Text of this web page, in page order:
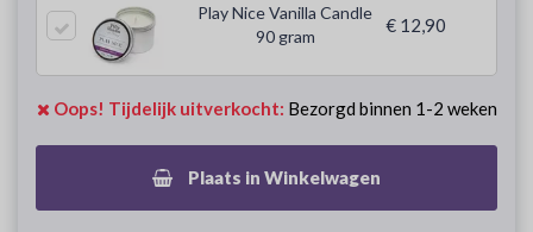
Play Nice Vanilla Candle
90 gram
€ 12,90
Oops! Tijdelijk uitverkocht: Bezorgd binnen 1-2 weken
Plaats in Winkelwagen